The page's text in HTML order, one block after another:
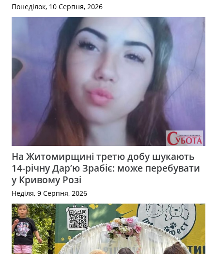
Понеділок, 10 Серпня, 2026
На Житомирщині третю добу шукають
14-річну Дар’ю Зрабіє: може перебувати
у Кривому Розі
Неділя, 9 Серпня, 2026